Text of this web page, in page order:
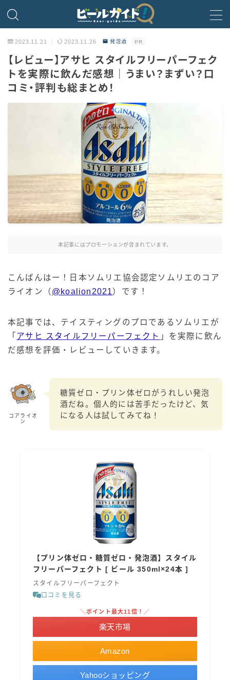
ビール
発泡酒
新ジャンル・第3のビール
HOPPIN’ GARAGE
ノンアルコールビール
微アルコール
2023.11.21 2023.11.26 発泡酒 PR
【レビュー】アサヒ スタイルフリーパーフェク
トを実際に飲んだ感想｜うまい？まずい？口
コミ・評判も総まとめ！
本記事にはプロモーションが含まれています。
こんばんはー！日本ソムリエ協会認定ソムリエのコア
ライオン（ @koalion2021）です！
本記事では、テイスティングのプロであるソムリエが
「 アサヒ スタイルフリーパーフェクト 」を実際に飲ん
だ感想を評価・レビューしていきます。
コアライオ
ン
糖質ゼロ・プリン体ゼロがうれしい発泡
酒だね。個人的には苦手だったけど、気
になる人は試してみてね！
【プリン体ゼロ・糖質ゼロ・発泡酒】スタイル
フリーパーフェクト [ ビール 350ml×24本 ]
スタイルフリーパーフェクト
口コミを見る
Amazon
＼ポイント最大11倍！／
楽天市場
Yahooショッピング